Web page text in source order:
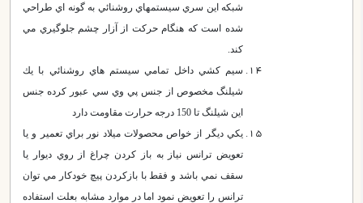
شبكه اين سري سيستمهاي روشنائي به گونه اي طراحي
شده است كه هنگام حركت از آزار چشم جلوگيري مي
كند.
سيم كشي داخل تمامي سيستم هاي روشنائي با يك
شيلنگ مخصوص از جنس پي وي سي عبور كرده جنس
اين شيلنگ تا 150 درجه حرارت مقاومت دارد
يكي ديگر از خواص محصولات ميلاد نور براي تعمير و يا
تعويض ترانس نياز به باز كردن چراغ از روي ديوار يا
سقف نمي باشد و فقط با بازكردن پيچ خودكار مي توان
ترانس را تعويض نمود اما در موارد مشابه بعلت استفاده